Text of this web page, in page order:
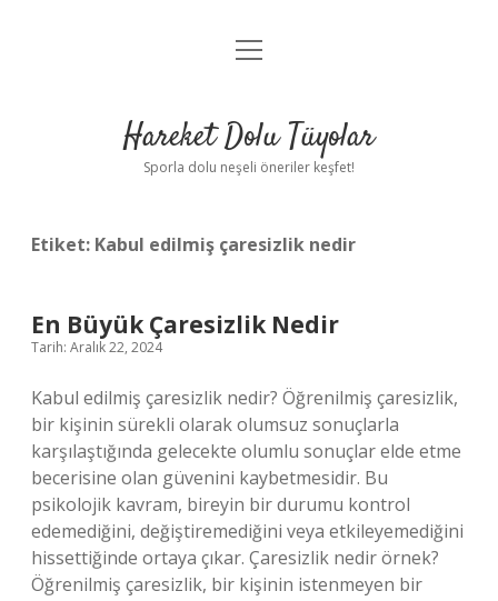
Anasayfa
Yasal Uyarı
menüyü
Hareket Dolu Tüyolar
Sporla dolu neşeli öneriler keşfet!
Etiket: Kabul edilmiş çaresizlik nedir
En Büyük Çaresizlik Nedir
Tarih: Aralık 22, 2024
Kabul edilmiş çaresizlik nedir? Öğrenilmiş çaresizlik,
bir kişinin sürekli olarak olumsuz sonuçlarla
karşılaştığında gelecekte olumlu sonuçlar elde etme
becerisine olan güvenini kaybetmesidir. Bu
psikolojik kavram, bireyin bir durumu kontrol
edemediğini, değiştiremediğini veya etkileyemediğini
hissettiğinde ortaya çıkar. Çaresizlik nedir örnek?
Öğrenilmiş çaresizlik, bir kişinin istenmeyen bir